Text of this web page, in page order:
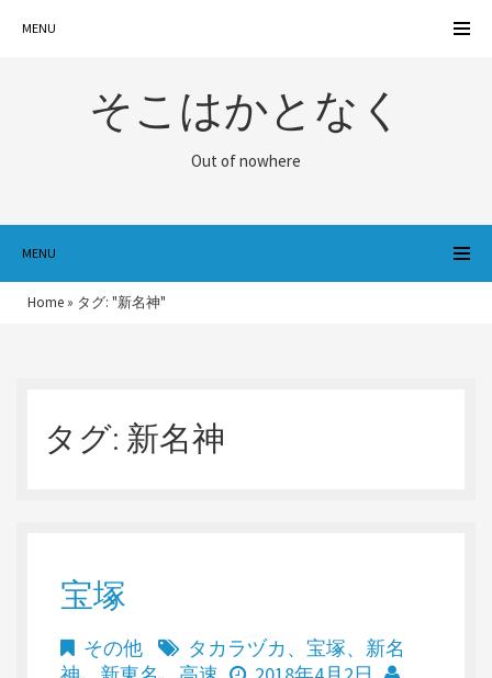
MENU
そこはかとなく
Out of nowhere
MENU
Home » タグ: "新名神"
タグ: 新名神
宝塚
その他 タカラヅカ、 宝塚、 新名